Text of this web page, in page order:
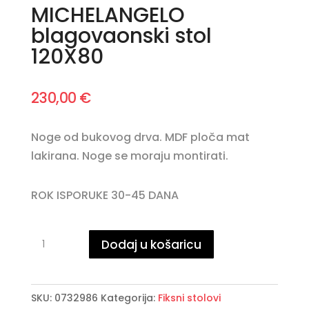
MICHELANGELO
blagovaonski stol
120X80
230,00 €
Noge od bukovog drva. MDF ploča mat
lakirana. Noge se moraju montirati.
ROK ISPORUKE 30-45 DANA
MICHELANGELO
blagovaonski
120X80
Dodaj u košaricu
SKU: 0732986 Kategorija: Fiksni stolovi